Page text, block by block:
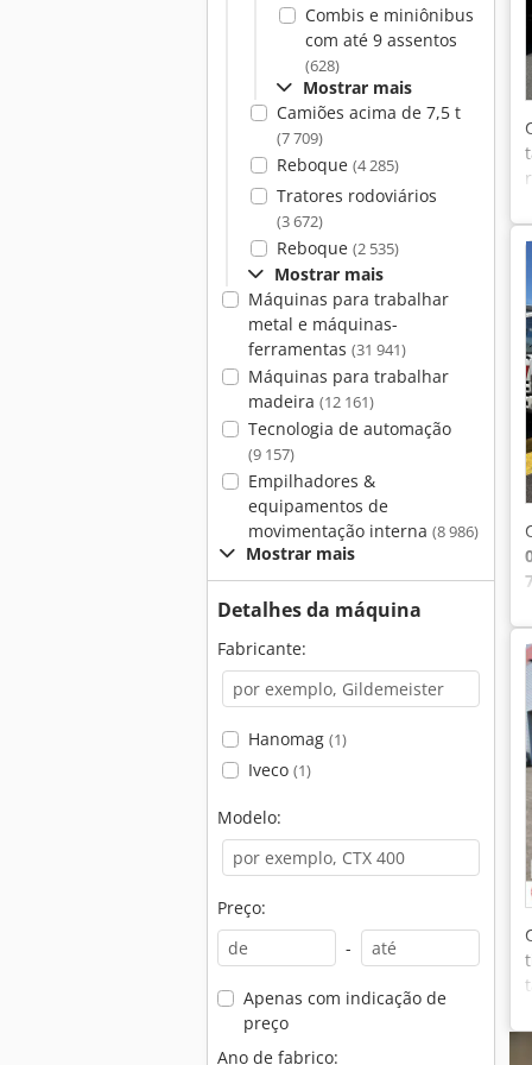
Combis e miniônibus
com até 9 assentos
(628)
Mostrar mais
Camiões acima de 7,5 t
(7 709)
Reboque (4 285)
Tratores rodoviários
(3 672)
Reboque (2 535)
Mostrar mais
Máquinas para trabalhar
metal e máquinas-
ferramentas (31 941)
Máquinas para trabalhar
madeira (12 161)
Tecnologia de automação
(9 157)
Empilhadores &
equipamentos de
movimentação interna (8 986)
Mostrar mais
Detalhes da máquina
Fabricante:
Hanomag (1)
Iveco (1)
Modelo:
Preço:
-
Apenas com indicação de
preço
Ano de fabrico: